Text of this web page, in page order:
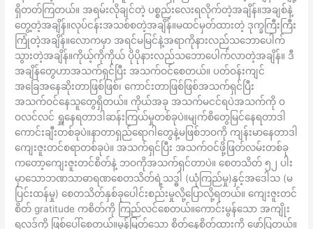
ရှိတတ်ကြတယ်။ အရမ်းလိုချင်တဲ့ ပစ္စည်းလေးရလိုက်တဲ့အချိန်။အချစ်နဲ့
တွေ့တဲ့အချိန်။လုပ်ငန်းအသစ်စတဲ့အချိန်။မထင်မှတ်ထားတဲ့ ဒုက္ခကြီးကြီး
ကြုံတဲ့အချိန်။လောကမှာ အရင်မမြင်နဲ့အရာကိုနားလည်သဘောပေါက်
သွားတဲ့အချိန်။ကိုယ့်ကိုကိုယ် ပိုပိုနားလည်သဘောပေါက်လာတဲ့အချိန်။ ဒီ
အချိန်တွေဟာအသက်ရှင်ပြီး အသက်ဝင်စေတယ်။ ပတ်ဝန်းကျင်
အခြေအနေဆိုးတာဖြစ်ဖြစ်၊ ကောင်းတာဖြစ်ဖြစ်အသက်ရှင်ပြီး
အသက်ဝင်နေသူတွေရှိတယ်။ ကိုယ်အခု အသက်မငင်ရပဲအသက်ကို ဝ
ဝလင်လင် ရှူနေရတာဒါဆန်းကြယ်မှုတစ်ခုပဲ။မျက်စိတွေမြင်နေရတာဒါ
ကောင်းချီးတစ်ခုပဲ။နာတာရှည်ရောဂါတွေနဲ့မဖြစ်ဘဝကို ကျန်းမာနေတာဒါ
ကျေးဇူးတင်စရာတစ်ခုပဲ။ အသက်ရှင်ပြီး အသက်ဝင်ဖို့ဖြတ်လမ်းတစ်ခု
ကတော့ကျေးဇူးတင်စိတ်နဲ့ ဘဝကိုအသက်ရှင်တာပဲ။ စေတသိတ် ၅၂ ပါး
မှာသောဘဏသာဓာရဏစေတသိတ်ရဲ့သဒ္ဓါ (ယုံကြည်မှု)နှင့်အဒေါသ (မ
ပြင်းထန်မှု) စေတသိတ်နှစ်ခုပေါင်းစည်းမှုလို့ပြောလို့ရတယ်။ ကျေးဇူးတင်
စိတ် gratitude ကစိတ်ကို ကြည်လင်စေတယ်။ကောင်းမွန်သော အကျိုး
ရလဒ်ကို ဖြစ်ပေါ်စေတယ်။မွန်မြတ်သော စိတ်နေစိတ်ထားကို ဖော်ပြတယ်။